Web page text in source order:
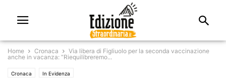
Home Cronaca
Via libera di Figliuolo per la seconda vaccinazione
anche in vacanza: “Riequilibreremo...
Cronaca In Evidenza